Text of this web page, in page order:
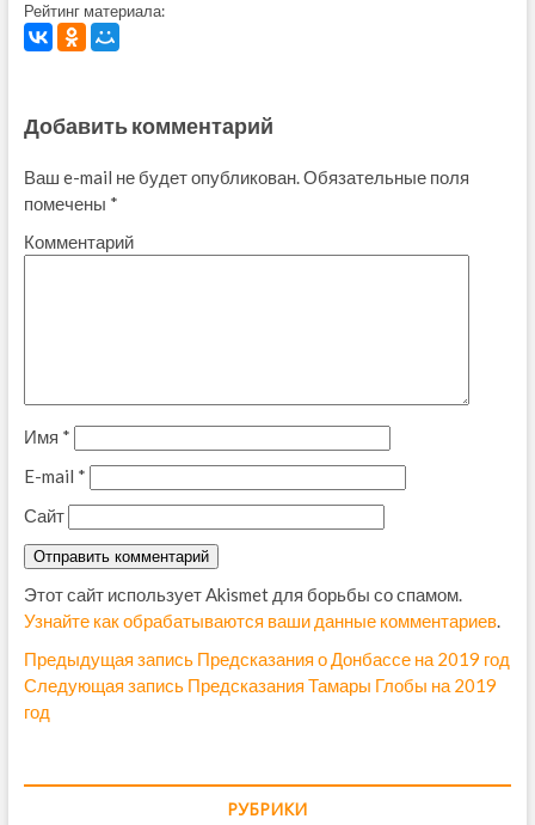
Рейтинг материала:
Добавить комментарий
Ваш e-mail не будет опубликован. Обязательные поля
помечены *
Комментарий
Имя *
E-mail *
Сайт
Этот сайт использует Akismet для борьбы со спамом.
Узнайте как обрабатываются ваши данные комментариев.
Н
а
и
Предыдущая запись П
р
д
Предсказания о Донбассе на 2019 год
Следующая запись С
у
Предсказания Тамары Глобы на 2019
год
РУБРИКИ